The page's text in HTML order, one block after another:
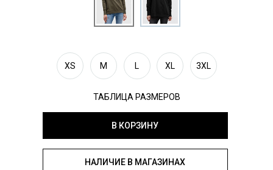
XS M L XL 3XL
ТАБЛИЦА РАЗМЕРОВ
В КОРЗИНУ
НАЛИЧИЕ В МАГАЗИНАХ